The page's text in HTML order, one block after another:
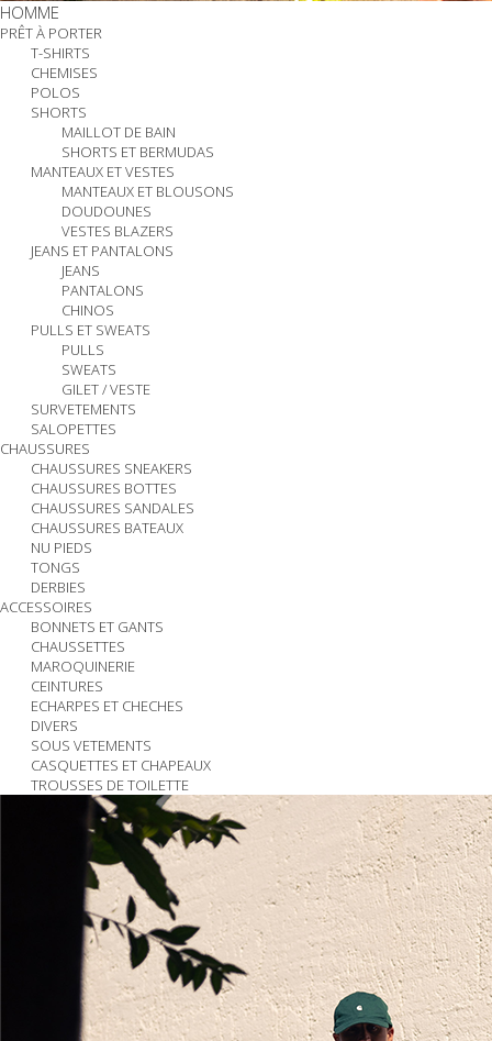
HOMME
PRÊT À PORTER
T-SHIRTS
CHEMISES
POLOS
SHORTS
MAILLOT DE BAIN
SHORTS ET BERMUDAS
MANTEAUX ET VESTES
MANTEAUX ET BLOUSONS
DOUDOUNES
VESTES BLAZERS
JEANS ET PANTALONS
JEANS
PANTALONS
CHINOS
PULLS ET SWEATS
PULLS
SWEATS
GILET / VESTE
SURVETEMENTS
SALOPETTES
CHAUSSURES
CHAUSSURES SNEAKERS
CHAUSSURES BOTTES
CHAUSSURES SANDALES
CHAUSSURES BATEAUX
NU PIEDS
TONGS
DERBIES
ACCESSOIRES
BONNETS ET GANTS
CHAUSSETTES
MAROQUINERIE
CEINTURES
ECHARPES ET CHECHES
DIVERS
SOUS VETEMENTS
CASQUETTES ET CHAPEAUX
TROUSSES DE TOILETTE